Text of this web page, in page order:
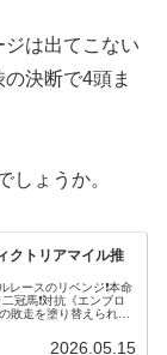
は出てこない
決断で4頭ま
しょうか。
クトリアマイル推
レースのリベンジ❗️本命
冠馬❗️対抗《エンブロ
敗走を塗り替えられる
2026.05.15